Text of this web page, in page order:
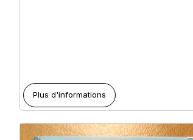
Plus d'informations